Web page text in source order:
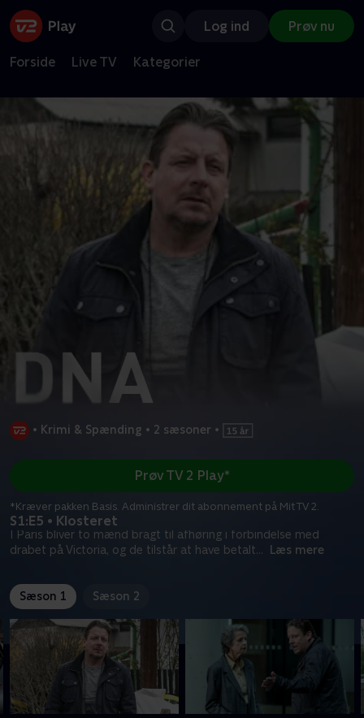
Log ind Prøv nu
Forside Live TV Kategorier
• Krimi & Spænding • 2 sæsoner •
S1:E5 • Klosteret
I Paris bliver to mænd bragt til afhøring i forbindelse med
drabet på Victoria, og de tilstår at have betalt... Læs mere
Prøv TV 2 Play*
*Kræver pakken Basis. Administrer dit abonnement på Mit TV 2.
Sæson 1 Sæson 2